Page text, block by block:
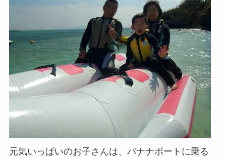
元気いっぱいのお子さんは、バナナボートに乗る